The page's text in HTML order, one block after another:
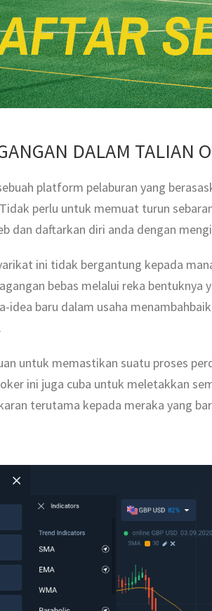
DALAM TALIAN
platform pelaburan yang
perlu untuk memuat turun
dan daftarkan diri anda dengan
ini tidak bergantung kepada
bebas melalui reka
idea baru dalam usaha
untuk memastikan suatu proses
ini juga cuba untuk meletakkan
terutama kepada meraka yang